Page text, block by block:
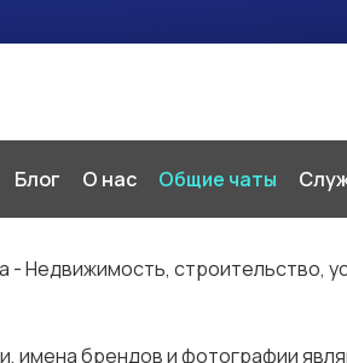
Блог О нас Общие чаты
- Недвижимость, строительство,
имена брендов и фотографии